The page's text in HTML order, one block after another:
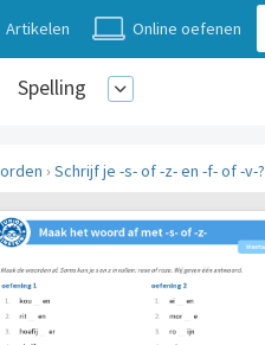
Artikelen Online oefenen
Spelling
› Schrijf je -s- of -z- en -f- of -v-?